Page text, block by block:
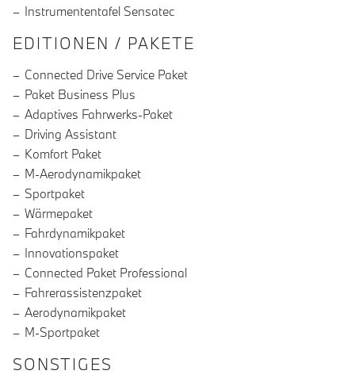
Instrumententafel Sensatec
EDITIONEN / PAKETE
Connected Drive Service Paket
Paket Business Plus
Adaptives Fahrwerks-Paket
Driving Assistant
Komfort Paket
M-Aerodynamikpaket
Sportpaket
Wärmepaket
Fahrdynamikpaket
Innovationspaket
Connected Paket Professional
Fahrerassistenzpaket
Aerodynamikpaket
M-Sportpaket
SONSTIGES